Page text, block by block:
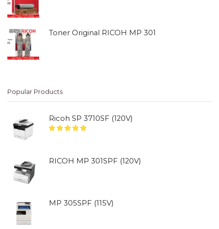
Toner Original RICOH MP 301
Popular Products
Ricoh SP 3710SF (120V)
RICOH MP 301SPF (120V)
MP 305SPF (115V)